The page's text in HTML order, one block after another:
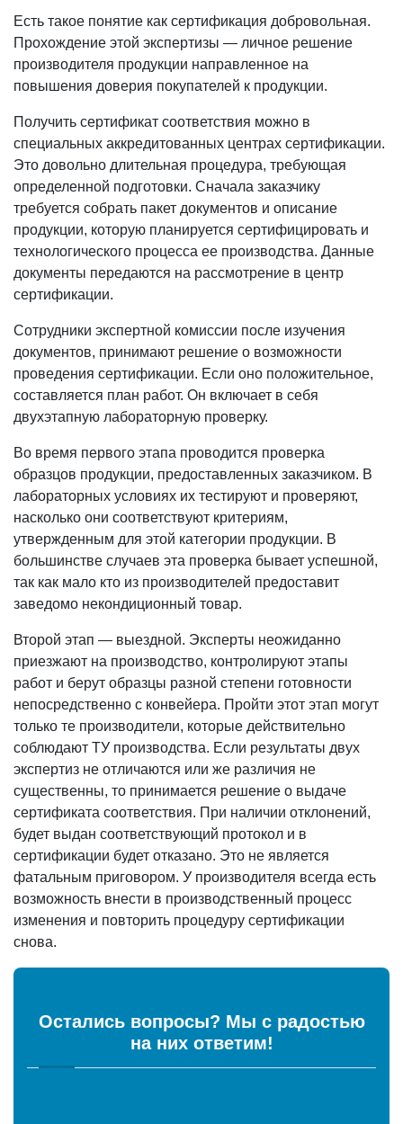
Есть такое понятие как сертификация добровольная.
Прохождение этой экспертизы — личное решение
производителя продукции направленное на
повышения доверия покупателей к продукции.
Получить сертификат соответствия можно в
специальных аккредитованных центрах сертификации.
Это довольно длительная процедура, требующая
определенной подготовки. Сначала заказчику
требуется собрать пакет документов и описание
продукции, которую планируется сертифицировать и
технологического процесса ее производства. Данные
документы передаются на рассмотрение в центр
сертификации.
Сотрудники экспертной комиссии после изучения
документов, принимают решение о возможности
проведения сертификации. Если оно положительное,
составляется план работ. Он включает в себя
двухэтапную лабораторную проверку.
Во время первого этапа проводится проверка
образцов продукции, предоставленных заказчиком. В
лабораторных условиях их тестируют и проверяют,
насколько они соответствуют критериям,
утвержденным для этой категории продукции. В
большинстве случаев эта проверка бывает успешной,
так как мало кто из производителей предоставит
заведомо некондиционный товар.
Второй этап — выездной. Эксперты неожиданно
приезжают на производство, контролируют этапы
работ и берут образцы разной степени готовности
непосредственно с конвейера. Пройти этот этап могут
только те производители, которые действительно
соблюдают ТУ производства. Если результаты двух
экспертиз не отличаются или же различия не
существенны, то принимается решение о выдаче
сертификата соответствия. При наличии отклонений,
будет выдан соответствующий протокол и в
сертификации будет отказано. Это не является
фатальным приговором. У производителя всегда есть
возможность внести в производственный процесс
изменения и повторить процедуру сертификации
снова.
Остались вопросы? Мы с радостью
на них ответим!